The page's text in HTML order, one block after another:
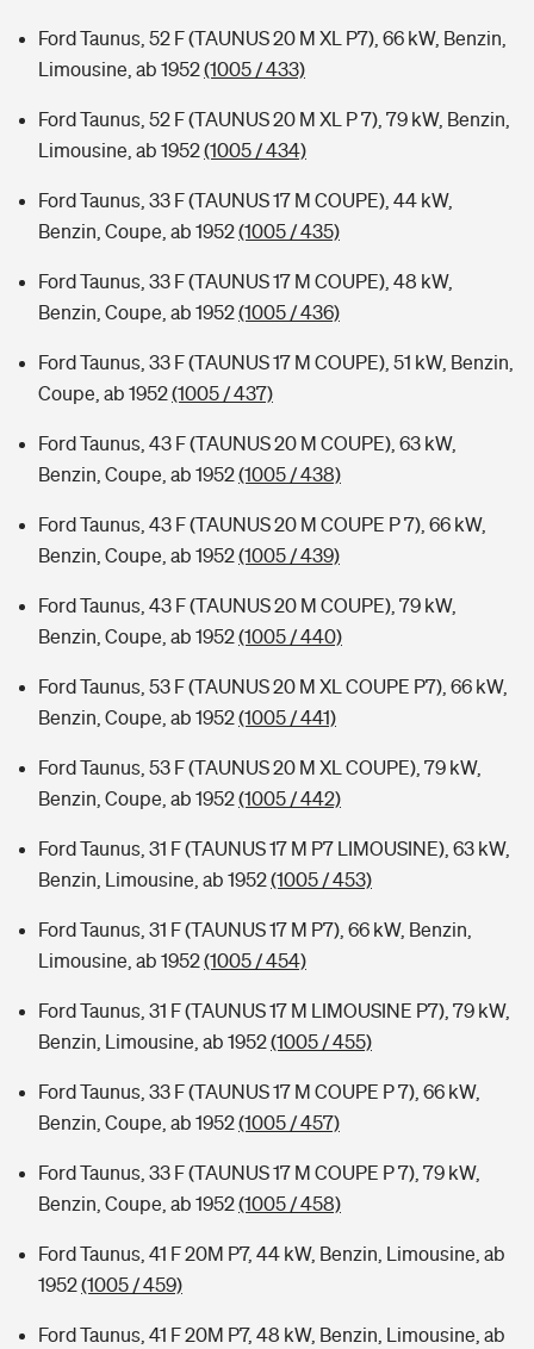
Ford Taunus, 52 F (TAUNUS 20 M XL P7), 66 kW, Benzin,
Limousine, ab 1952(1005 / 433)
Ford Taunus, 52 F (TAUNUS 20 M XL P 7), 79 kW, Benzin,
Limousine, ab 1952(1005 / 434)
Ford Taunus, 33 F (TAUNUS 17 M COUPE), 44 kW,
Benzin, Coupe, ab 1952(1005 / 435)
Ford Taunus, 33 F (TAUNUS 17 M COUPE), 48 kW,
Benzin, Coupe, ab 1952(1005 / 436)
Ford Taunus, 33 F (TAUNUS 17 M COUPE), 51 kW, Benzin,
Coupe, ab 1952(1005 / 437)
Ford Taunus, 43 F (TAUNUS 20 M COUPE), 63 kW,
Benzin, Coupe, ab 1952(1005 / 438)
Ford Taunus, 43 F (TAUNUS 20 M COUPE P 7), 66 kW,
Benzin, Coupe, ab 1952(1005 / 439)
Ford Taunus, 43 F (TAUNUS 20 M COUPE), 79 kW,
Benzin, Coupe, ab 1952(1005 / 440)
Ford Taunus, 53 F (TAUNUS 20 M XL COUPE P7), 66 kW,
Benzin, Coupe, ab 1952(1005 / 441)
Ford Taunus, 53 F (TAUNUS 20 M XL COUPE), 79 kW,
Benzin, Coupe, ab 1952(1005 / 442)
Ford Taunus, 31 F (TAUNUS 17 M P7 LIMOUSINE), 63 kW,
Benzin, Limousine, ab 1952(1005 / 453)
Ford Taunus, 31 F (TAUNUS 17 M P7), 66 kW, Benzin,
Limousine, ab 1952(1005 / 454)
Ford Taunus, 31 F (TAUNUS 17 M LIMOUSINE P7), 79 kW,
Benzin, Limousine, ab 1952(1005 / 455)
Ford Taunus, 33 F (TAUNUS 17 M COUPE P 7), 66 kW,
Benzin, Coupe, ab 1952(1005 / 457)
Ford Taunus, 33 F (TAUNUS 17 M COUPE P 7), 79 kW,
Benzin, Coupe, ab 1952(1005 / 458)
Ford Taunus, 41 F 20M P7, 44 kW, Benzin, Limousine, ab
1952(1005 / 459)
Ford Taunus, 41 F 20M P7, 48 kW, Benzin, Limousine, ab